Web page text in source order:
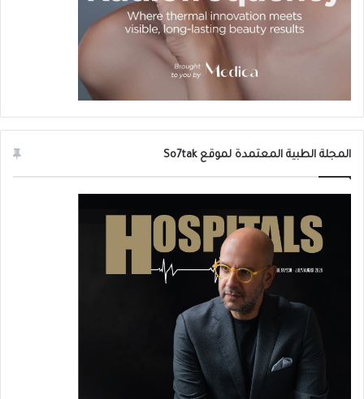
المجلة الطبية المعتمدة لموقع So7tak